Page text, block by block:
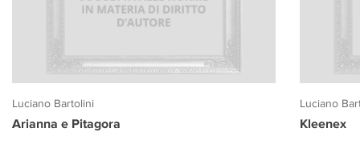
Luciano Bartolini
Arianna e Pitagora
Luciano
Kleenex